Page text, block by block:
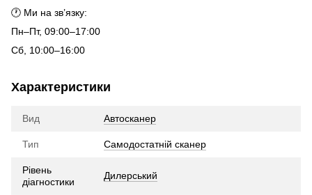
🕐 Ми на зв’язку:
Пн–Пт, 09:00–17:00
Сб, 10:00–16:00
Характеристики
Вид Автосканер
Тип Самодостатній сканер
Рівень
діагностики
Дилерський